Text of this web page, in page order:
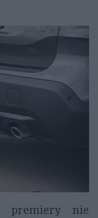
premiery nie